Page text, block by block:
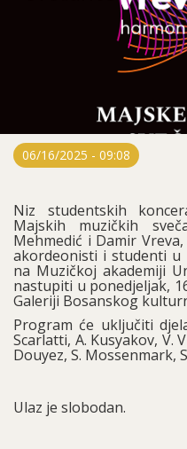
06/16/2025 - 09:08
Niz studentskih
Majskih muzičkih
Mehmedić i Damir
akordeonisti i studenti u
na Muzičkoj akademiji
nastupiti u ponedjeljak,
Galeriji Bosanskog
Program će uključiti
Scarlatti, A. Kusyakov, V.
Douyez, S. Mossenmark,
Ulaz je slobodan.